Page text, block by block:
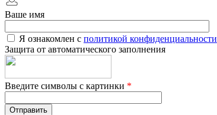
Ваше имя
Я ознакомлен с политикой конфиденциальности
Защита от автоматического заполнения
Введите символы с картинки *